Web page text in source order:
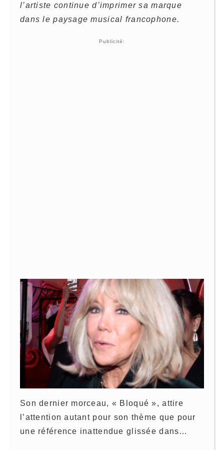
l’artiste continue d’imprimer sa marque
dans le paysage musical francophone.
Publicité:
Son dernier morceau, « Bloqué », attire
l’attention autant pour son thème que pour
une référence inattendue glissée dans…